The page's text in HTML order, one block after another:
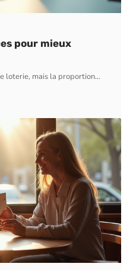
pour mieux
loterie, mais la proportion…